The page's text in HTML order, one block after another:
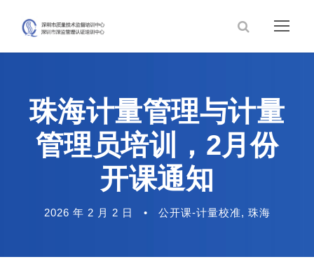
珠海计量管理与计量
管理员培训，2月份
开课通知
2026 年 2 月 2 日 • 公开课-计量校准, 珠海